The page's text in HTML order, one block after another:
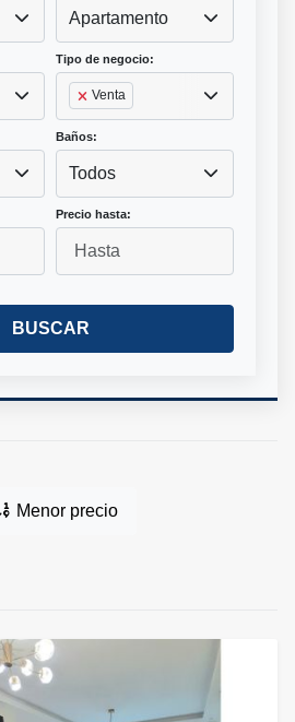
Apartamento
Tipo de negocio:
Venta
Baños:
Todos
Precio hasta:
BUSCAR
Menor precio